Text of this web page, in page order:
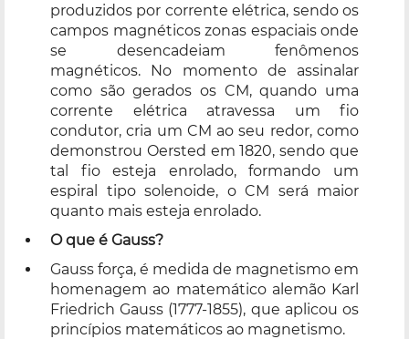
produzidos por corrente elétrica, sendo os
campos magnéticos zonas espaciais onde
se desencadeiam fenômenos
magnéticos. No momento de assinalar
como são gerados os CM, quando uma
corrente elétrica atravessa um fio
condutor, cria um CM ao seu redor, como
demonstrou Oersted em 1820, sendo que
tal fio esteja enrolado, formando um
espiral tipo solenoide, o CM será maior
quanto mais esteja enrolado.
O que é Gauss?
Gauss força, é medida de magnetismo em
homenagem ao matemático alemão Karl
Friedrich Gauss (1777-1855), que aplicou os
princípios matemáticos ao magnetismo.